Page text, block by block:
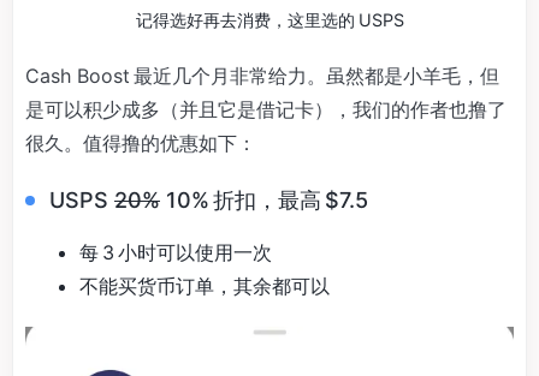
记得选好再去消费，这里选的 USPS
Cash Boost 最近几个月非常给力。虽然都是小羊毛，但
是可以积少成多（并且它是借记卡），我们的作者也撸了
很久。值得撸的优惠如下：
USPS 20% 10% 折扣，最高 $7.5
每 3 小时可以使用一次
不能买货币订单，其余都可以